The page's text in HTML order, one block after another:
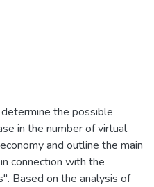
the possible
in the number of virtual
and outline the main
connection with the
Based on the analysis of